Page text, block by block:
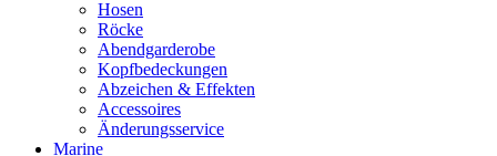
Hosen
Röcke
Abendgarderobe
Kopfbedeckungen
Abzeichen & Effekten
Accessoires
Änderungsservice
Marine